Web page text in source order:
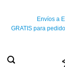
contenido
Envíos a
GRATIS para